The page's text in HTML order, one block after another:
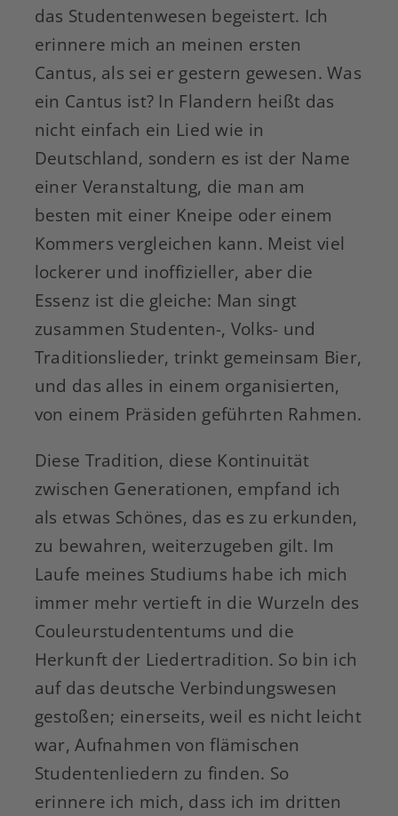
das Studentenwesen begeistert. Ich
erinnere mich an meinen ersten
Cantus, als sei er gestern gewesen. Was
ein Cantus ist? In Flandern heißt das
nicht einfach ein Lied wie in
Deutschland, sondern es ist der Name
einer Veranstaltung, die man am
besten mit einer Kneipe oder einem
Kommers vergleichen kann. Meist viel
lockerer und inoffizieller, aber die
Essenz ist die gleiche: Man singt
zusammen Studenten-, Volks- und
Traditionslieder, trinkt gemeinsam Bier,
und das alles in einem organisierten,
von einem Präsiden geführten Rahmen.
Diese Tradition, diese Kontinuität
zwischen Generationen, empfand ich
als etwas Schönes, das es zu erkunden,
zu bewahren, weiterzugeben gilt. Im
Laufe meines Studiums habe ich mich
immer mehr vertieft in die Wurzeln des
Couleurstudententums und die
Herkunft der Liedertradition. So bin ich
auf das deutsche Verbindungswesen
gestoßen; einerseits, weil es nicht leicht
war, Aufnahmen von flämischen
Studentenliedern zu finden. So
erinnere ich mich, dass ich im dritten